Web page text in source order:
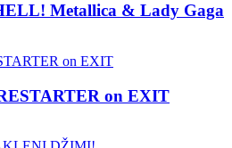
Metallica & Lady Gaga
on EXIT